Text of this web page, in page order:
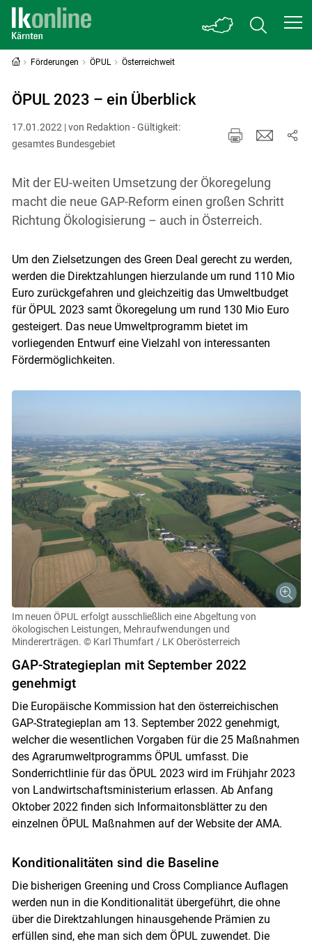
Förderungen ÖPUL Österreichweit
ÖPUL 2023 – ein Überblick
17.01.2022 | von Redaktion - Gültigkeit:
gesamtes Bundesgebiet
Mit der EU-weiten Umsetzung der Ökoregelung
macht die neue GAP-Reform einen großen Schritt
Richtung Ökologisierung – auch in Österreich.
Um den Zielsetzungen des Green Deal gerecht zu werden,
werden die Direktzahlungen hierzulande um rund 110 Mio
Euro zurückgefahren und gleichzeitig das Umweltbudget
für ÖPUL 2023 samt Ökoregelung um rund 130 Mio Euro
gesteigert. Das neue Umweltprogramm bietet im
vorliegenden Entwurf eine Vielzahl von interessanten
Fördermöglichkeiten.
Im neuen ÖPUL erfolgt ausschließlich eine Abgeltung von
ökologischen Leistungen, Mehraufwendungen und
Mindererträgen. © Karl Thumfart / LK Oberösterreich
GAP-Strategieplan mit September 2022
genehmigt
Die Europäische Kommission hat den österreichischen
GAP-Strategieplan am 13. September 2022 genehmigt,
welcher die wesentlichen Vorgaben für die 25 Maßnahmen
des Agrarumweltprogramms ÖPUL umfasst. Die
Sonderrichtlinie für das ÖPUL 2023 wird im Frühjahr 2023
von Landwirtschaftsministerium erlassen. Ab Anfang
Oktober 2022 finden sich Informaitonsblätter zu den
einzelnen ÖPUL Maßnahmen auf der Website der AMA.
Konditionalitäten sind die Baseline
Die bisherigen Greening und Cross Compliance Auflagen
werden nun in die Konditionalität übergeführt, die ohne
über die Direktzahlungen hinausgehende Prämien zu
erfüllen sind, ehe man sich dem ÖPUL zuwendet. Die